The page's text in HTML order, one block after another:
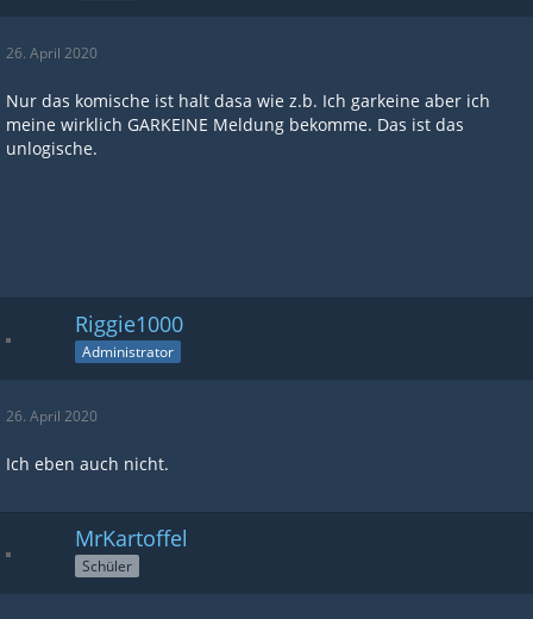
26. April 2020
Nur das komische ist halt dasa wie z.b. Ich garkeine aber ich
meine wirklich GARKEINE Meldung bekomme. Das ist das
unlogische.
Riggie1000
Administrator
26. April 2020
Ich eben auch nicht.
MrKartoffel
Schüler